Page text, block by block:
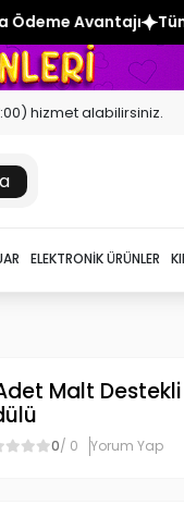
Kartlara 12 Taksit
hizmet alabilirsiniz.
ELEKTRONIK ÜRÜNLER
Malt
0/ 0 Yorum Yap